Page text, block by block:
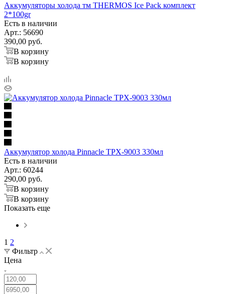
Аккумуляторы холода тм THERMOS Ice Pack комплект
2*100gr
Есть в наличии
Арт.: 56690
390,00 руб.
В корзину
В корзину
Аккумулятор холода Pinnacle TPX-9003 330мл
Есть в наличии
Арт.: 60244
290,00 руб.
В корзину
В корзину
Показать еще
1 2
Фильтр
Цена